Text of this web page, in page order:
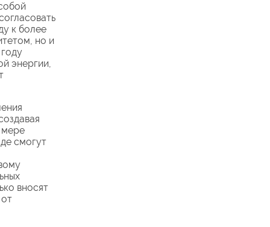
к более
но и
энергии,
мере
смогут
вносят